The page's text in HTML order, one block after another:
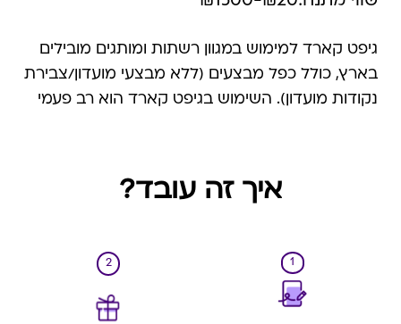
גיפט קארד למימוש במגוון רשתות ומותגים מובילים
בארץ, כולל כפל מבצעים (ללא מבצעי מועדון/צבירת
נקודות מועדון). השימוש בגיפט קארד הוא רב פעמי
איך זה עובד?
1
2